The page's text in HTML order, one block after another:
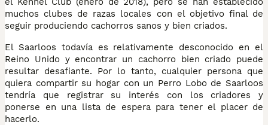
muchos clubes de razas locales con el objetivo final de
seguir produciendo cachorros sanos y bien criados.
El Saarloos todavía es relativamente desconocido en el
Reino Unido y encontrar un cachorro bien criado puede
resultar desafiante. Por lo tanto, cualquier persona que
quiera compartir su hogar con un Perro Lobo de Saarloos
tendría que registrar su interés con los criadores y
ponerse en una lista de espera para tener el placer de
hacerlo.